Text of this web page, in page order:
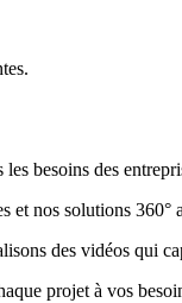
besoins des
et nos solutions 360°
des vidéos qui
projet à vos